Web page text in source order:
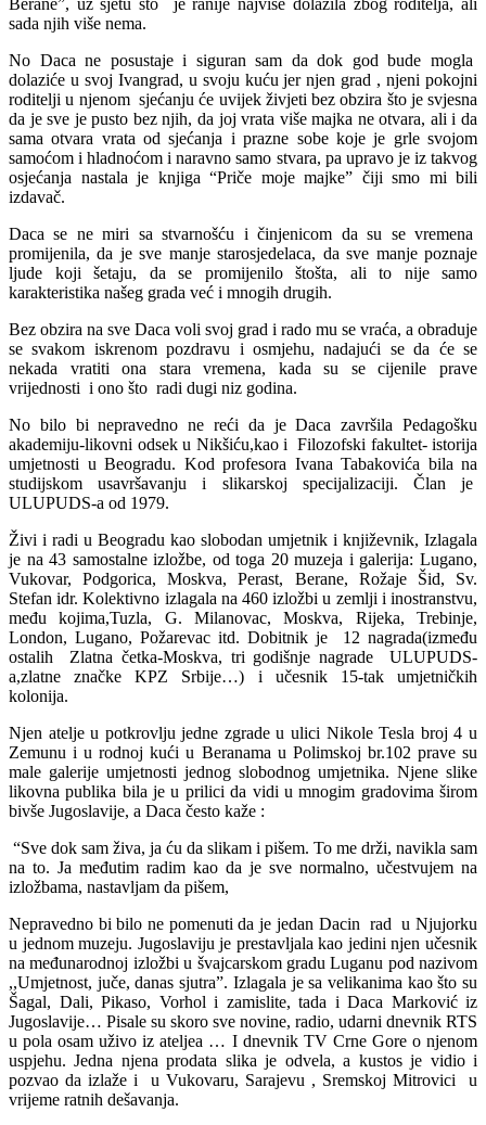
sada njih više nema.
No Daca ne posustaje i siguran sam da dok god bude mogla
dolaziće u svoj Ivangrad, u svoju kuću jer njen grad , njeni pokojni
roditelji u njenom sjećanju će uvijek živjeti bez obzira što je svjesna
da je sve je pusto bez njih, da joj vrata više majka ne otvara, ali i da
sama otvara vrata od sjećanja i prazne sobe koje je grle svojom
samoćom i hladnoćom i naravno samo stvara, pa upravo je iz takvog
osjećanja nastala je knjiga “Priče moje majke” čiji smo mi bili
izdavač.
Daca se ne miri sa stvarnošću i činjenicom da su se vremena
promijenila, da je sve manje starosjedelaca, da sve manje poznaje
ljude koji šetaju, da se promijenilo štošta, ali to nije samo
karakteristika našeg grada već i mnogih drugih.
Bez obzira na sve Daca voli svoj grad i rado mu se vraća, a obraduje
se svakom iskrenom pozdravu i osmjehu, nadajući se da će se
nekada vratiti ona stara vremena, kada su se cijenile prave
vrijednosti i ono što radi dugi niz godina.
No bilo bi nepravedno ne reći da je Daca završila Pedagošku
akademiju-likovni odsek u Nikšiću,kao i Filozofski fakultet- istorija
umjetnosti u Beogradu. Kod profesora Ivana Tabakovića bila na
studijskom usavršavanju i slikarskoj specijalizaciji. Član je
ULUPUDS-a od 1979.
Živi i radi u Beogradu kao slobodan umjetnik i književnik, Izlagala
je na 43 samostalne izložbe, od toga 20 muzeja i galerija: Lugano,
Vukovar, Podgorica, Moskva, Perast, Berane, Rožaje Šid, Sv.
Stefan idr. Kolektivno izlagala na 460 izložbi u zemlji i inostranstvu,
među kojima,Tuzla, G. Milanovac, Moskva, Rijeka, Trebinje,
London, Lugano, Požarevac itd. Dobitnik je 12 nagrada(između
ostalih Zlatna četka-Moskva, tri godišnje nagrade ULUPUDS-
a,zlatne značke KPZ Srbije…) i učesnik 15-tak umjetničkih
kolonija.
Njen atelje u potkrovlju jedne zgrade u ulici Nikole Tesla broj 4 u
Zemunu i u rodnoj kući u Beranama u Polimskoj br.102 prave su
male galerije umjetnosti jednog slobodnog umjetnika. Njene slike
likovna publika bila je u prilici da vidi u mnogim gradovima širom
bivše Jugoslavije, a Daca često kaže :
“Sve dok sam živa, ja ću da slikam i pišem. To me drži, navikla sam
na to. Ja međutim radim kao da je sve normalno, učestvujem na
izložbama, nastavljam da pišem,
Nepravedno bi bilo ne pomenuti da je jedan Dacin rad u Njujorku
u jednom muzeju. Jugoslaviju je prestavljala kao jedini njen učesnik
na međunarodnoj izložbi u švajcarskom gradu Luganu pod nazivom
,,Umjetnost, juče, danas sjutra”. Izlagala je sa velikanima kao što su
Šagal, Dali, Pikaso, Vorhol i zamislite, tada i Daca Marković iz
Jugoslavije… Pisale su skoro sve novine, radio, udarni dnevnik RTS
u pola osam uživo iz ateljea … I dnevnik TV Crne Gore o njenom
uspjehu. Jedna njena prodata slika je odvela, a kustos je vidio i
pozvao da izlaže i u Vukovaru, Sarajevu , Sremskoj Mitrovici u
vrijeme ratnih dešavanja.